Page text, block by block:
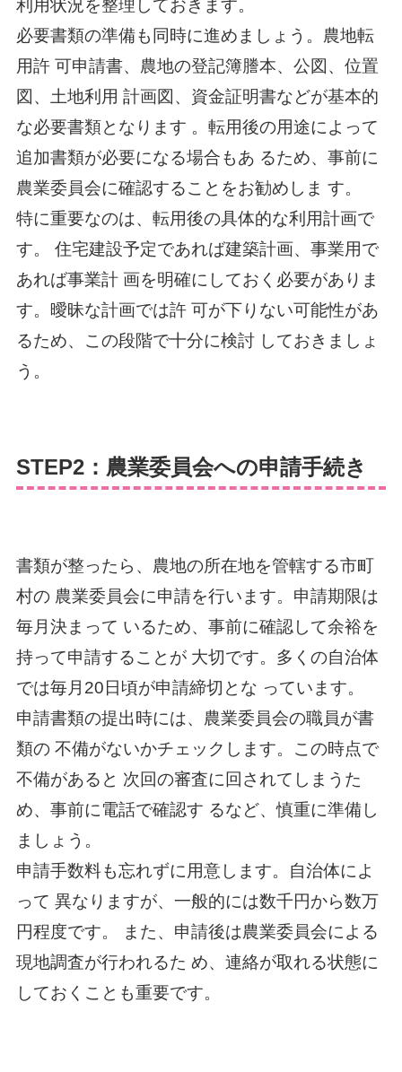
利用状況を整理しておきます。
必要書類の準備も同時に進めましょう。農地転
用許 可申請書、農地の登記簿謄本、公図、位置
図、土地利用 計画図、資金証明書などが基本的
な必要書類となります 。転用後の用途によって
追加書類が必要になる場合もあ るため、事前に
農業委員会に確認することをお勧めしま す。
特に重要なのは、転用後の具体的な利用計画で
す。 住宅建設予定であれば建築計画、事業用で
あれば事業計 画を明確にしておく必要がありま
す。曖昧な計画では許 可が下りない可能性があ
るため、この段階で十分に検討 しておきましょ
う。
STEP2：農業委員会への申請手続き
書類が整ったら、農地の所在地を管轄する市町
村の 農業委員会に申請を行います。申請期限は
毎月決まって いるため、事前に確認して余裕を
持って申請することが 大切です。多くの自治体
では毎月20日頃が申請締切とな っています。
申請書類の提出時には、農業委員会の職員が書
類の 不備がないかチェックします。この時点で
不備があると 次回の審査に回されてしまうた
め、事前に電話で確認す るなど、慎重に準備し
ましょう。
申請手数料も忘れずに用意します。自治体によ
って 異なりますが、一般的には数千円から数万
円程度です。 また、申請後は農業委員会による
現地調査が行われるた め、連絡が取れる状態に
しておくことも重要です。